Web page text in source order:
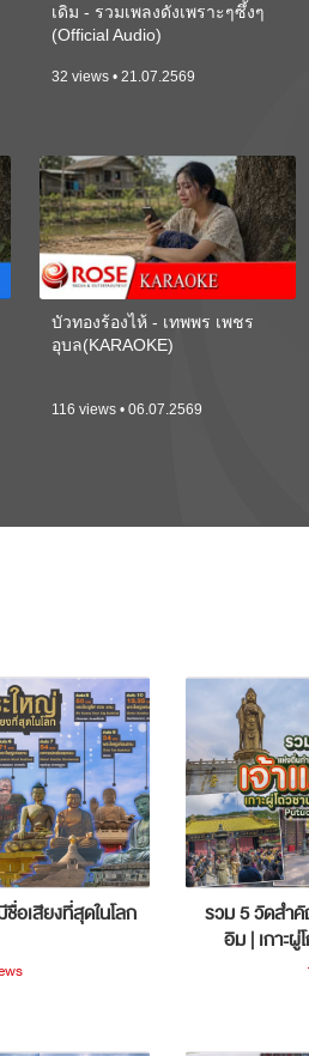
เดิม - รวมเพลงดังเพราะๆซึ้งๆ
(Official Audio)
32 views • 21.07.2569
บัวทองร้องไห้ - เทพพร เพชร
อุบล(KARAOKE)
116 views • 06.07.2569
อเสียงที่สุดในโลก
รวม 5 วัดสำคั
อิม | เกาะ